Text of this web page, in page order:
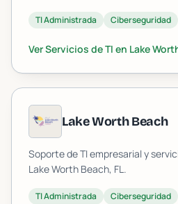
TI Administrada Ciberseguridad
Ver Servicios de TI en Lake
Lake Worth Beach
Soporte de TI empresarial y
Lake Worth Beach, FL.
TI Administrada Ciberseguridad